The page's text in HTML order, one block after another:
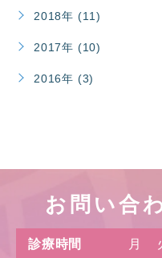
2018年 (11)
2017年 (10)
2016年 (3)
お問い合
診療時間 月